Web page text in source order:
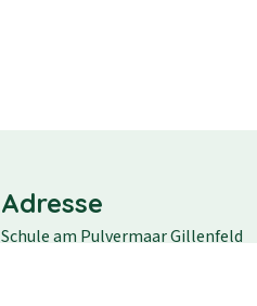
Adresse
Schule am Pulvermaar Gillenfeld